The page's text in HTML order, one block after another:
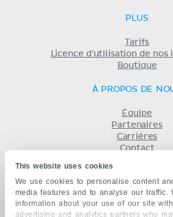
This website uses cookies
We use cookies to personalise content
media features and to analyse our traffic.
information about your use of our site
advertising and analytics partners who
PLUS
Tarifs
Licence d'utilisation de
Boutique
À PROPOS DE
Équipe
Partenaires
Carrières
Contact
Politique de
KENHUB EN...